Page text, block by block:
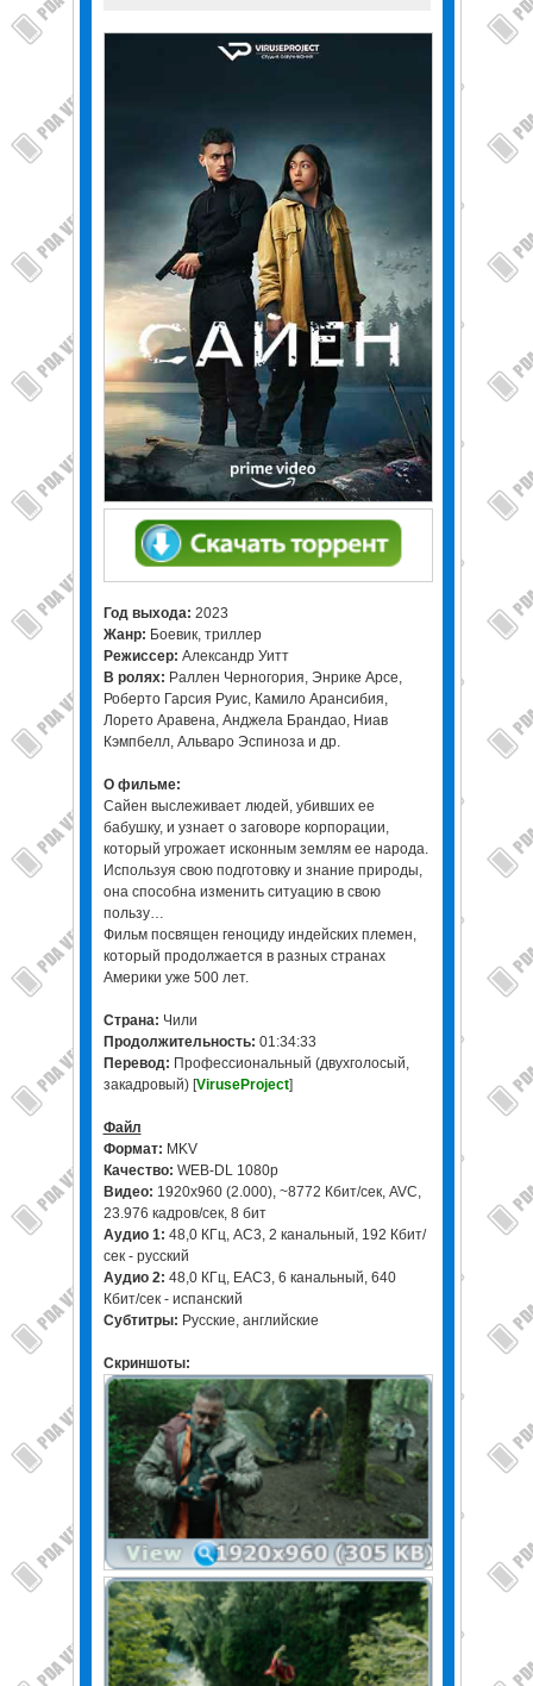
Год выхода: 2023
Жанр: Боевик, триллер
Режиссер: Александр Уитт
В ролях: Раллен Черногория, Энрике Арсе,
Роберто Гарсия Руис, Камило Арансибия,
Лорето Аравена, Анджела Брандао, Ниав
Кэмпбелл, Альваро Эспиноза и др.
О фильме:
Сайен выслеживает людей, убивших ее
бабушку, и узнает о заговоре корпорации,
который угрожает исконным землям ее народа.
Используя свою подготовку и знание природы,
она способна изменить ситуацию в свою
пользу…
Фильм посвящен геноциду индейских племен,
который продолжается в разных странах
Америки уже 500 лет.
Страна: Чили
Продолжительность: 01:34:33
Перевод: Профессиональный (двухголосый,
закадровый) [ViruseProject]
Файл
Формат: MKV
Качество: WEB-DL 1080p
Видео: 1920x960 (2.000), ~8772 Кбит/сек, AVC,
23.976 кадров/сек, 8 бит
Аудио 1: 48,0 КГц, AC3, 2 канальный, 192 Кбит/
сек - русский
Аудио 2: 48,0 КГц, ЕAC3, 6 канальный, 640
Кбит/сек - испанский
Субтитры: Русские, английские
Скриншоты: